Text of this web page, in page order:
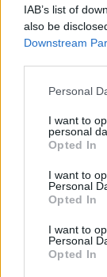
IAB’s list of
also be
Downstream
Please note
not limited to
grant or deny
use your data
consent section.
Personal
I want to
personal
Opted In
I want to
Personal
Opted In
I want to
Personal
Opted In
secondi
il veleno sarà
Dopo la
colpita
calmare il
un
una pomata
prescriverà
In caso di